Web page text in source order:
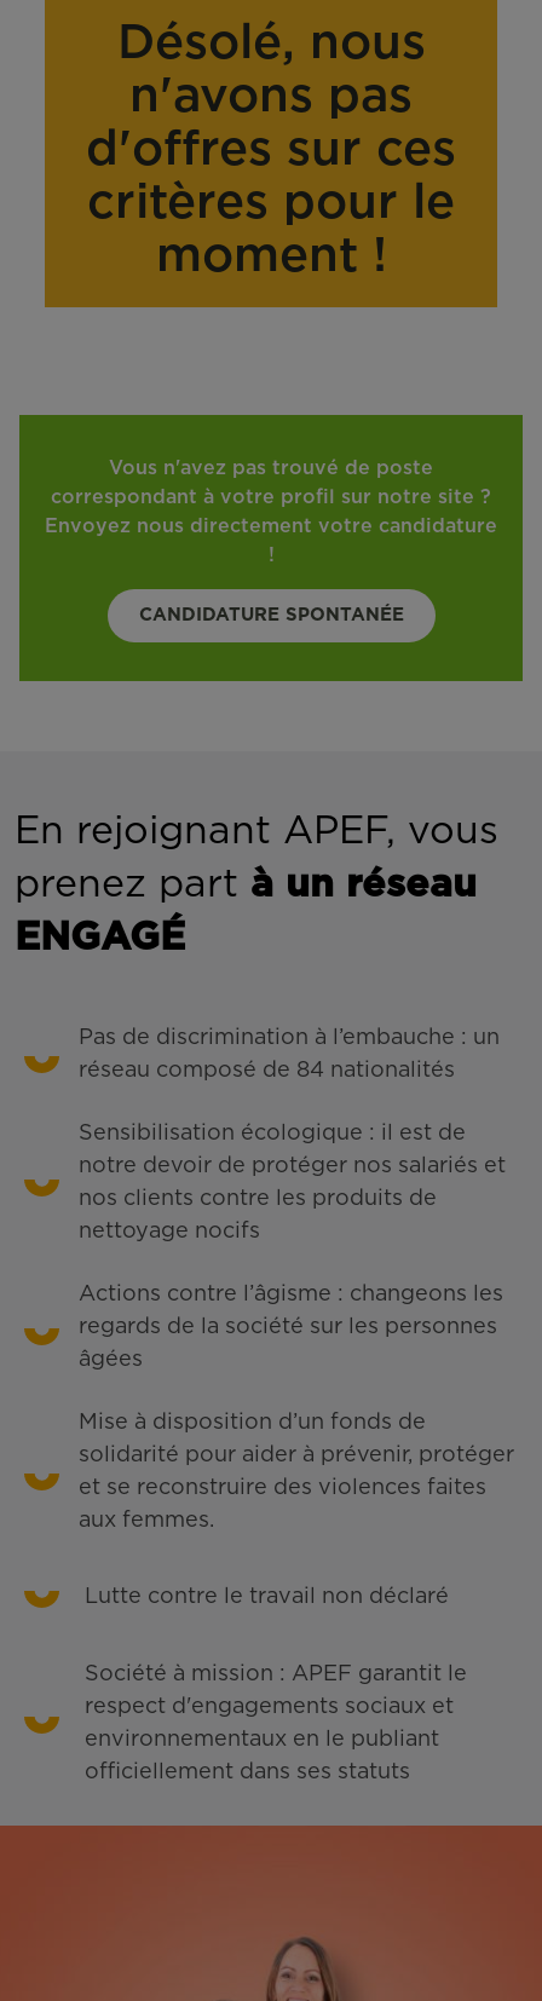
Désolé, nous
n'avons pas
d'offres sur ces
critères pour le
moment !
Vous n'avez pas trouvé de poste
correspondant à votre profil sur notre site ?
Envoyez nous directement votre candidature
!
CANDIDATURE SPONTANÉE
En rejoignant APEF, vous
prenez part à un réseau
ENGAGÉ
Pas de discrimination à l’embauche : un
réseau composé de 84 nationalités
Sensibilisation écologique : il est de
notre devoir de protéger nos salariés et
nos clients contre les produits de
nettoyage nocifs
Actions contre l’âgisme : changeons les
regards de la société sur les personnes
âgées
Mise à disposition d’un fonds de
solidarité pour aider à prévenir, protéger
et se reconstruire des violences faites
aux femmes.
Lutte contre le travail non déclaré
Société à mission : APEF garantit le
respect d'engagements sociaux et
environnementaux en le publiant
officiellement dans ses statuts